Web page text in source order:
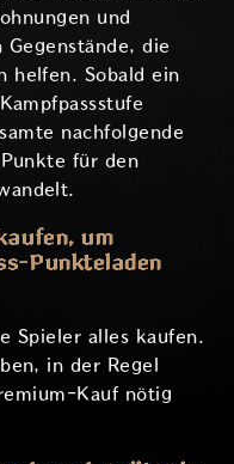
und
die
helfen. Sobald ein
nachfolgende
für den
um
Punkteladen
Spieler alles kaufen.
in der Regel
Kauf nötig